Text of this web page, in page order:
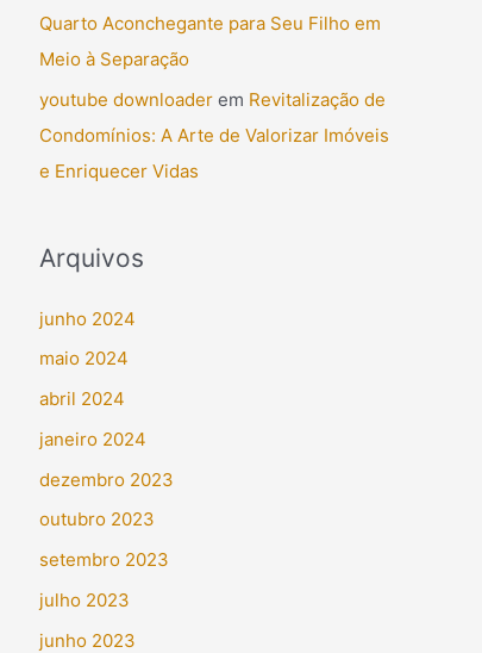
Quarto Aconchegante para Seu Filho em
Meio à Separação
youtube downloader em Revitalização de
Condomínios: A Arte de Valorizar Imóveis
e Enriquecer Vidas
Arquivos
junho 2024
maio 2024
abril 2024
janeiro 2024
dezembro 2023
outubro 2023
setembro 2023
julho 2023
junho 2023